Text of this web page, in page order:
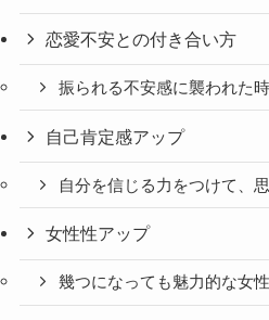
恋愛不安との付き合い方
振られる不安感に襲われた
自己肯定感アップ
自分を信じる力をつけて、
女性性アップ
幾つになっても魅力的な女